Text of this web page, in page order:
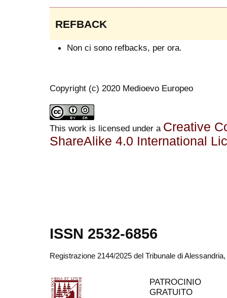
REFBACK
Non ci sono refbacks, per ora.
Copyright (c) 2020 Medioevo Europeo
This work is licensed under a Creative
ShareAlike 4.0 International
ISSN 2532-6856
Registrazione 2144/2025 del Tribunale di
PATROCINIO
GRATUITO